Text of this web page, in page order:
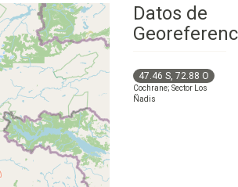
Datos de
47.46 S, 72.88 O
Cochrane; Sector Los
Ñadis